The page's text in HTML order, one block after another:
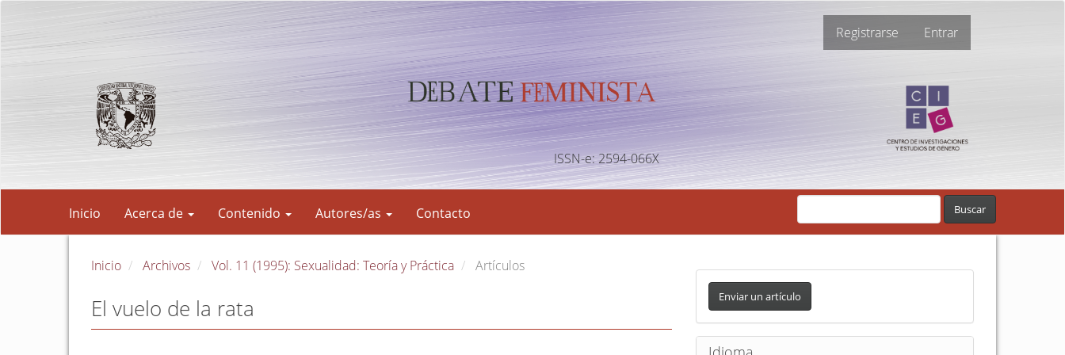
principal
Registrarse Entrar
ISSN-e: 2594-066X
Inicio Acerca de Contenido Autores/as Contacto Buscar
Inicio Archivos Vol. 11 (1995): Sexualidad: Teoría y Práctica Artículos
El vuelo de la rata
E
v
i
Enviar un artículo